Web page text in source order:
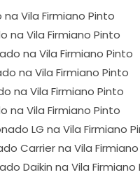
Vila Firmiano Pinto
na Vila Firmiano Pinto
na Vila Firmiano Pinto
na Vila Firmiano Pinto
na Vila Firmiano Pinto
na Vila Firmiano Pinto
LG na Vila Firmiano
Carrier na Vila
Daikin na Vila Firmiano